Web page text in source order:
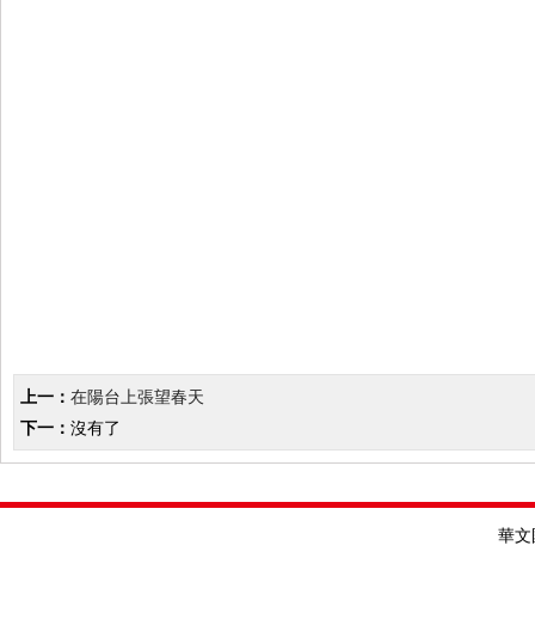
上一： 在陽台上張望春天
下一： 沒有了
華